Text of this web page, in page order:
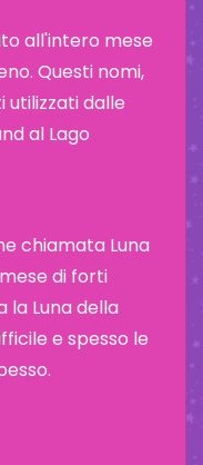
all'intero mese
Questi nomi,
utilizzati dalle
al Lago
chiamata Luna
di forti
la Luna della
e spesso le